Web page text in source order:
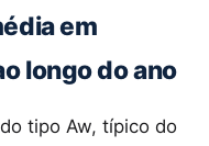
em
longo do ano
tipo Aw, típico do